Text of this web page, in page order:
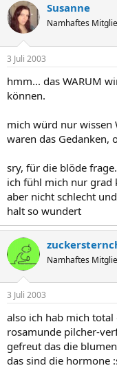
Susanne
Namhaftes
3 Juli 2003
hmm... das WARUM
können.
mich würd nur wissen
waren das Gedanken,
sry, für die blöde
ich fühl mich nur grad
aber nicht schlecht
halt so wundert
Namhaftes
3 Juli 2003
also ich hab mich
rosamunde pilcher-
gefreut das die
das sind die hormone